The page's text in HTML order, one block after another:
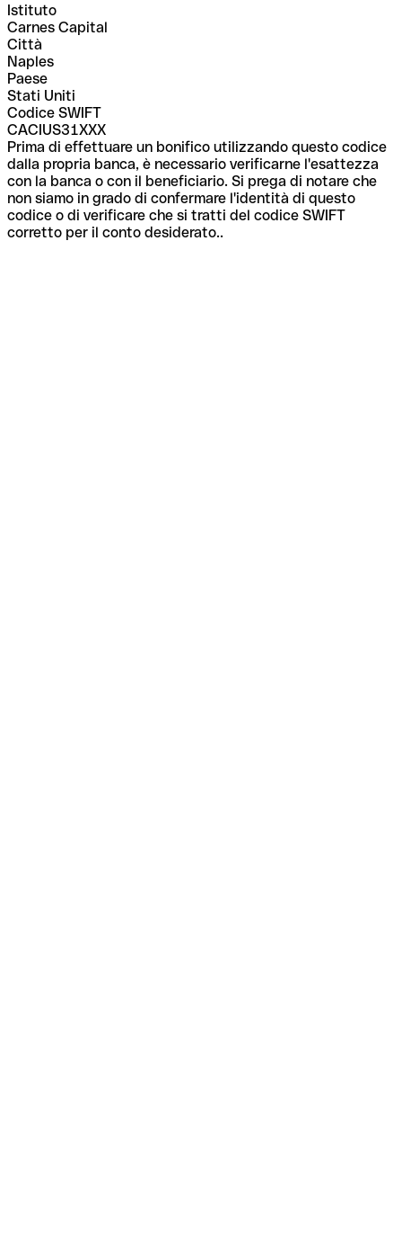
Istituto
Carnes Capital
Città
Naples
Paese
Stati Uniti
Codice SWIFT
CACIUS31XXX
Prima di effettuare un bonifico utilizzando questo codice
dalla propria banca, è necessario verificarne l'esattezza
con la banca o con il beneficiario. Si prega di notare che
non siamo in grado di confermare l'identità di questo
codice o di verificare che si tratti del codice SWIFT
corretto per il conto desiderato..